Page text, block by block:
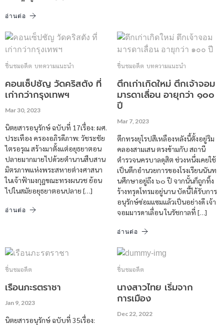
อ่านต่อ
ชื่นชมอดีต บทความแนะนำ
คอนเซ็ปชัญ วัดคริสตัง ที่
เก่ากว่ากรุงเทพฯ
Mar 30, 2023
นิตยสารอนุรักษ์ ฉบับที่ 17เรื่อง: ผศ.
ประเทือง ครองอภิรดีภาพ: วัชระชัย
ไตรอรุณ สร้างมาตั้งแต่อยุธยาตอน
ปลายมากมายไปด้วยตํานานสืบสาน
มิตรภาพแห่งพระสหายต่างศาสนา
ในเจ้าฟ้ามงกุฎขณะทรงผนวช ย้อน
ไปในสมัยอยุธยาตอนปลาย […]
อ่านต่อ
ชื่นชมอดีต บทความแนะนำ
ตึกเก่าเกิดใหม่ ตึกเจ้าจอม
มารดาเลื่อน อายุกว่า ๑๐๐
ปี
Mar 7, 2023
ตึกทรงยุโรปสีเหลืองหลังนี้ตั้งอยู่ริม
คลองสามเสน ตรงข้ามกับ สถานี
ตำรวจนครบาลดุสิต ช่วงหนึ่งเคยใช้
เป็นตึกอำนวยการของโรงเรียนนันท
นศึกษาอยู่ถึง ๖๐ ปี จากนั้นก็ถูกทิ้ง
ร้างทรุดโทรมอยู่นาน บัดนี้ได้รับการ
อนุรักษ์ซ่อมแซมแล้วเป็นอย่างดี เจ้า
จอมมารดาเลื่อน ในรัชกาลที่ […]
อ่านต่อ
ชื่นชมอดีต
เรือนภะรตราชา
Jan 9, 2023
นิตยสารอนุรักษ์ ฉบับที่ 35เรื่อง:
ชื่นชมอดีต
นางสาวไทย เริ่มจาก
การเมือง
Dec 22, 2022